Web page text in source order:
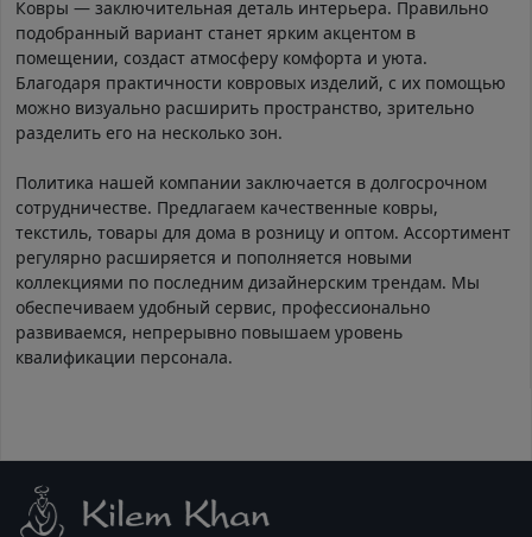
Ковры — заключительная деталь интерьера. Правильно
подобранный вариант станет ярким акцентом в
помещении, создаст атмосферу комфорта и уюта.
Благодаря практичности ковровых изделий, с их помощью
можно визуально расширить пространство, зрительно
разделить его на несколько зон.
Политика нашей компании заключается в долгосрочном
сотрудничестве. Предлагаем качественные ковры,
текстиль, товары для дома в розницу и оптом. Ассортимент
регулярно расширяется и пополняется новыми
коллекциями по последним дизайнерским трендам. Мы
обеспечиваем удобный сервис, профессионально
развиваемся, непрерывно повышаем уровень
квалификации персонала.